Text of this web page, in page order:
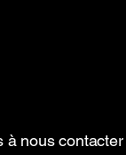
à nous contacter